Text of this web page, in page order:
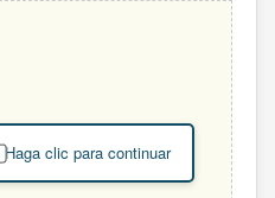
Haga clic para continuar